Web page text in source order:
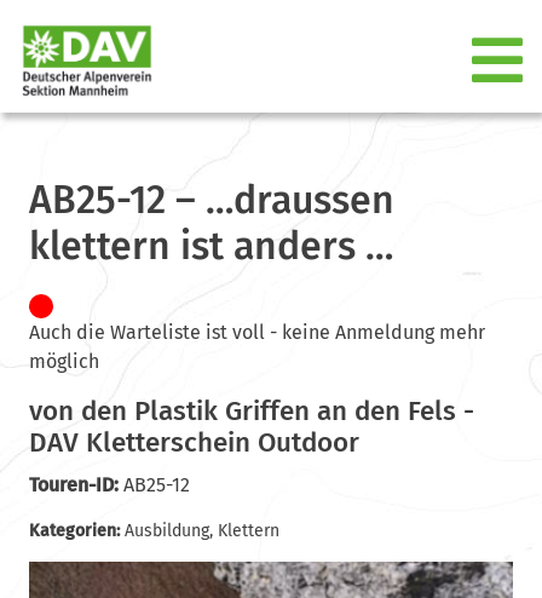
AB25-12 – …draussen
klettern ist anders …
Auch die Warteliste ist voll - keine Anmeldung mehr
möglich
von den Plastik Griffen an den Fels -
DAV Kletterschein Outdoor
Touren-ID:AB25-12
Kategorien:Ausbildung, Klettern